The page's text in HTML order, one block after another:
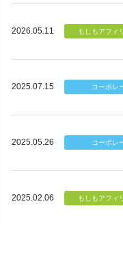
2026.05.11
2025.07.15
2025.05.26
2025.02.06